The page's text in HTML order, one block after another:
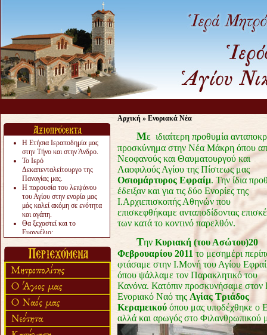
Η Ετήσια Ιεραποδημία μας
στην Τήνο και στην Άνδρο.
Το Ιερό
Δεκαπενταλείτουργο της
Παναγίας μας.
Η παρουσία του λειψάνου
του Αγίου στην ενορία μας
μάς καλεί ακόμη σε ενότητα
και αγάπη.
Θα ξεχαστεί και το
Ευαγγέλιο;
«πολύ αργά».
Ζητείται....
Αρχική » Ενοριακά Νέα
Με ιδιαίτερη προθυμία
προσκύνημα στην Νέα Μάκρη όπου
Νεοφανούς και Θαυματουργού και
Λαοφιλούς Αγίου της Πίστεως μας
Οσιομάρτυρος Εφραίμ. Την ίδια
έδειξαν και για τις δύο Ενορίες της
Ι.Αρχιεπισκοπής Αθηνών που
επισκεφθήκαμε ανταποδίδοντας
των κατά το κοντινό παρελθόν.
Την Κυριακή (του Ασώτου)20
Φεβρουαρίου 2011 το μεσημέρι
φτάσαμε στην Ι.Μονή του Αγίου
όπου ψάλλαμε τον Παρακλητικό του
Κανόνα. Κατόπιν προσκυνήσαμε στον
Ενοριακό Ναό της Αγίας Τριάδος
Κεραμεικού όπου μας υποδέχθηκε ο
αλλά και αρωγός στο Φιλανθρωπικού